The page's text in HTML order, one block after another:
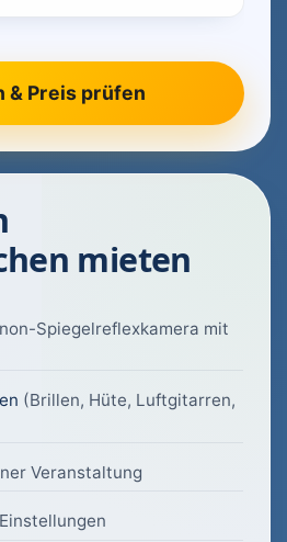
mieten
Spiegelreflexkamera mit
(Brillen, Hüte, Luftgitarren,
Veranstaltung